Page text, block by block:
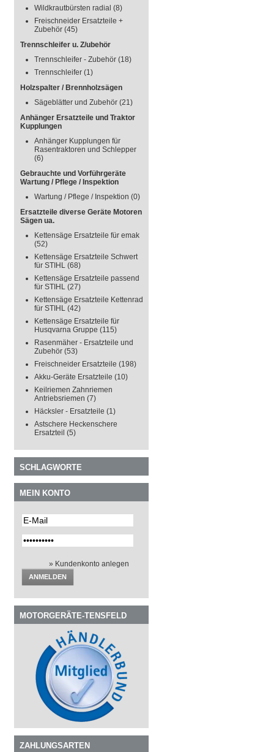
Wildkrautbürsten radial (8)
Freischneider Ersatzteile +
Zubehör (45)
Trennschleifer u. Z/ubehör
Trennschleifer - Zubehör (18)
Trennschleifer (1)
Holzspalter / Brennholzsägen
Sägeblätter und Zubehör (21)
Anhänger Ersatzteile und Traktor
Kupplungen
Anhänger Kupplungen für
Rasentraktoren und Schlepper
(6)
Gebrauchte und Vorführgeräte
Wartung / Pflege / Inspektion
Wartung / Pflege / Inspektion (0)
Ersatzteile diverse Geräte Motoren
Sägen ua.
Kettensäge Ersatzteile für emak
(52)
Kettensäge Ersatzteile Schwert
für STIHL (68)
Kettensäge Ersatzteile passend
für STIHL (27)
Kettensäge Ersatzteile Kettenrad
für STIHL (42)
Kettensäge Ersatzteile für
Husqvarna Gruppe (115)
Rasenmäher - Ersatzteile und
Zubehör (53)
Freischneider Ersatzteile (198)
Akku-Geräte Ersatzteile (10)
Keilriemen Zahnriemen
Antriebsriemen (7)
Häcksler - Ersatzteile (1)
Astschere Heckenschere
Ersatzteil (5)
SCHLAGWORTE
MEIN KONTO
» Kundenkonto anlegen
ANMELDEN
MOTORGERÄTE-TENSFELD
ZAHLUNGSARTEN